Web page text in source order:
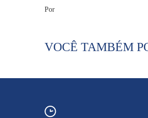
Por
VOCÊ TAMBÉM